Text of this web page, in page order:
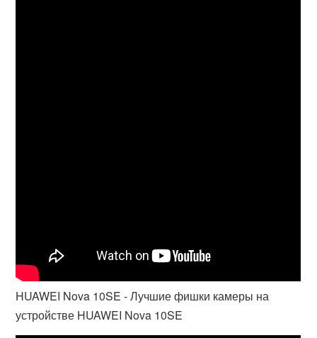
HUAWEI Nova 10SE - Лучшие фишки камеры на
устройстве HUAWEI Nova 10SE